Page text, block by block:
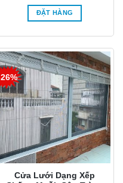
là:
850.000₫.
ĐẶT HÀNG
Cửa Lưới Dạng Xếp